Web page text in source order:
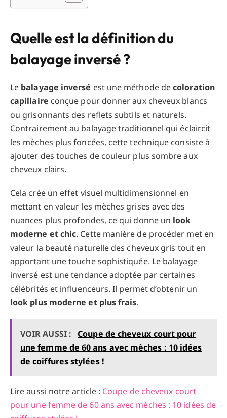
Quelle est la définition du
balayage inversé ?
Le balayage inversé est une méthode decoloration
capillaire conçue pour donner aux cheveux blancs
ou grisonnants des reflets subtils et naturels.
Contrairement au balayage traditionnel qui éclaircit
les mèches plus foncées, cette technique consiste à
ajouter des touches de couleur plus sombre aux
cheveux clairs.
Cela crée un effet visuel multidimensionnel en
mettant en valeur les mèches grises avec des
nuances plus profondes, ce qui donne un look
moderne et chic. Cette manière de procéder met en
valeur la beauté naturelle des cheveux gris tout en
apportant une touche sophistiquée. Le balayage
inversé est une tendance adoptée par certaines
célébrités et influenceurs. Il permet d’obtenir un
look plus moderne et plus frais.
VOIR AUSSI :
Coupe de cheveux court pour
une femme de 60 ans avec mèches : 10 idées
de coiffures stylées !
Lire aussi notre article : Coupe de cheveux court
pour une femme de 60 ans avec mèches : 10 idées de